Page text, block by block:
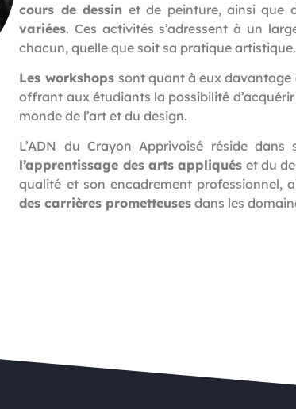
cours de dessin et de peinture, ainsi que
variées. Ces activités s’adressent à un
chacun, quelle que soit sa pratique artistique.
Les workshops sont quant à eux davantage
offrant aux étudiants la possibilité
monde de l’art et du design.
L’ADN du Crayon Apprivoisé réside
l’apprentissage des arts appliqués et du
qualité et son encadrement professionnel,
des carrières prometteuses dans les